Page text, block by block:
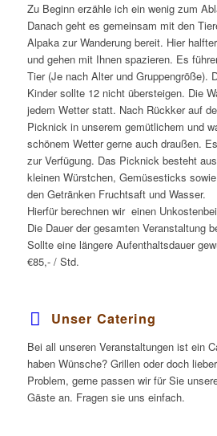
Zu Beginn erzähle ich ein wenig zum
Danach geht es gemeinsam mit den
Alpaka zur Wanderung bereit. Hier
und gehen mit Ihnen spazieren. Es
Tier (Je nach Alter und Gruppengröße).
Kinder sollte 12 nicht übersteigen. Die
jedem Wetter statt. Nach Rückker auf
Picknick in unserem gemütlichem und
schönem Wetter gerne auch draußen.
zur Verfügung. Das Picknick besteht
kleinen Würstchen, Gemüsesticks sowie
den Getränken Fruchtsaft und Wasser.
Hierfür berechnen wir einen
Die Dauer der gesamten Veranstaltung
Sollte eine längere Aufenthaltsdauer
€85,- / Std.
Unser Catering
Bei all unseren Veranstaltungen ist ein
haben Wünsche? Grillen oder doch
Problem, gerne passen wir für Sie
Gäste an. Fragen sie uns einfach.